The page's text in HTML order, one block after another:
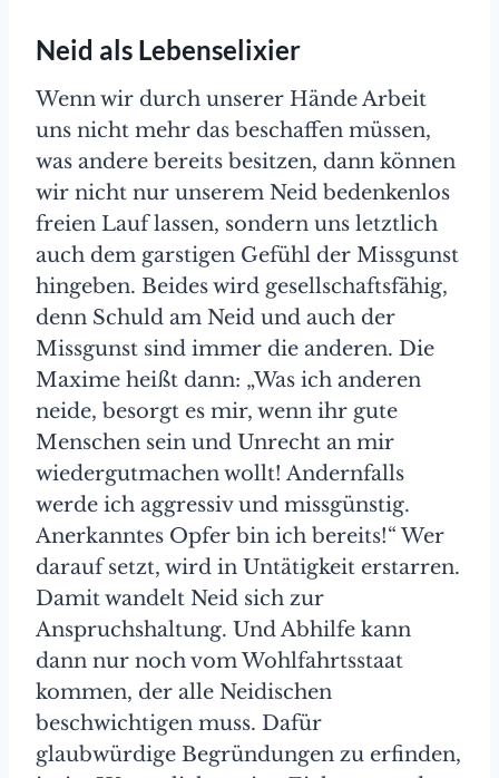
Neid als Lebenselixier
Wenn wir durch unserer Hände Arbeit
uns nicht mehr das beschaffen müssen,
was andere bereits besitzen, dann können
wir nicht nur unserem Neid bedenkenlos
freien Lauf lassen, sondern uns letztlich
auch dem garstigen Gefühl der Missgunst
hingeben. Beides wird gesellschaftsfähig,
denn Schuld am Neid und auch der
Missgunst sind immer die anderen. Die
Maxime heißt dann: „Was ich anderen
neide, besorgt es mir, wenn ihr gute
Menschen sein und Unrecht an mir
wiedergutmachen wollt! Andernfalls
werde ich aggressiv und missgünstig.
Anerkanntes Opfer bin ich bereits!“ Wer
darauf setzt, wird in Untätigkeit erstarren.
Damit wandelt Neid sich zur
Anspruchshaltung. Und Abhilfe kann
dann nur noch vom Wohlfahrtsstaat
kommen, der alle Neidischen
beschwichtigen muss. Dafür
glaubwürdige Begründungen zu erfinden,